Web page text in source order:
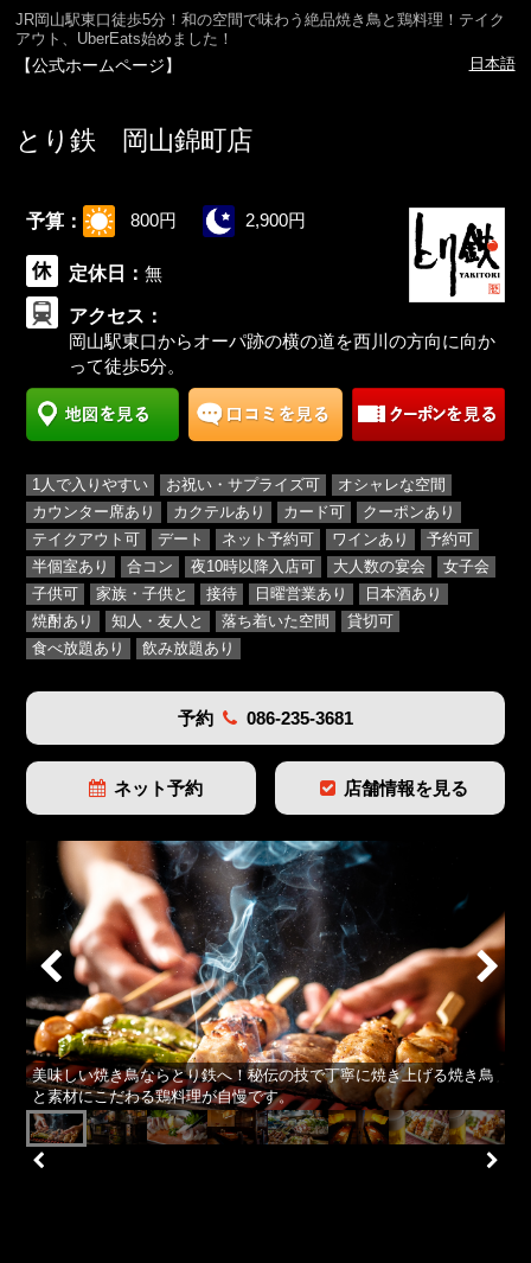
とり鉄 岡山錦町店
JR岡山駅東口徒歩5分！和の空間で味わう絶品焼き鳥と鶏料理！テイク
アウト、UberEats始めました！
【公式ホームページ】 日本語
予算： 800円 2,900円
定休日：無
アクセス：
岡山駅東口からオーパ跡の横の道を西川の方向に向か
って徒歩5分。
1人で入りやすい お祝い・サプライズ可
オシャレな空間
カウンター席あり
カクテルあり カード可
クーポンあり
テイクアウト可
デート ネット予約可 ワインあり
予約可
半個室あり
合コン 夜10時以降入店可 大人数の宴会
女子会
子供可
家族・子供と 接待 日曜営業あり
日本酒あり
焼酎あり
知人・友人と 落ち着いた空間
貸切可
食べ放題あり
飲み放題あり
予約 086-235-3681
ネット予約 店舗情報を見る
美味しい焼き鳥ならとり鉄へ！秘伝の技で丁寧に焼き上げる焼き鳥
と素材にこだわる鶏料理が自慢です。